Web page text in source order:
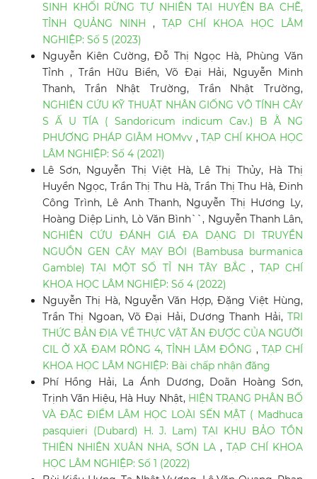
SINH KHỐI RỪNG TỰ NHIÊN TẠI HUYỆN BA CHẼ,
TỈNH QUẢNG NINH , TẠP CHÍ KHOA HỌC LÂM
NGHIỆP: Số 5 (2023)
Nguyễn Kiên Cường, Đỗ Thị Ngọc Hà, Phùng Văn
Tỉnh , Trần Hữu Biển, Võ Đại Hải, Nguyễn Minh
Thanh, Trần Nhật Trường, Trần Nhật Trường,
NGHIÊN CỨU KỸ THUẬT NHÂN GIỐNG VÔ TÍNH CÂY
S Ấ U TÍA ( Sandoricum indicum Cav.) B Ằ NG
PHƯƠNG PHÁP GIÂM HOMvv ,TẠP CHÍ KHOA HỌC
LÂM NGHIỆP: Số 4 (2021)
Lê Sơn, Nguyễn Thị Việt Hà, Lê Thị Thủy, Hà Thị
Huyền Ngọc, Trần Thị Thu Hà, Trần Thị Thu Hà, Đinh
Công Trình, Lê Anh Thanh, Nguyễn Thị Hương Ly,
Hoàng Diệp Linh, Lò Văn Bình``, Nguyễn Thanh Lân,
NGHIÊN CỨU ĐÁNH GIÁ ĐA DẠNG DI TRUYỀN
NGUỒN GEN CÂY MẠY BÓI (Bambusa burmanica
Gamble) TẠI MỘT SỐ TỈ NH TÂY BẮC, TẠP CHÍ
KHOA HỌC LÂM NGHIỆP: Số 4 (2022)
Nguyễn Thị Hà, Nguyễn Văn Hợp, Đặng Việt Hùng,
Trần Thị Ngoan, Võ Đại Hải, Dương Thanh Hải,TRI
THỨC BẢN ĐỊA VỀ THỰC VẬT ĂN ĐƯỢC CỦA NGƯỜI
CIL Ở XÃ ĐAM RÔNG 4, TỈNH LÂM ĐỒNG , TẠP CHÍ
KHOA HỌC LÂM NGHIỆP: Bài chấp nhận đăng
Phí Hồng Hải, La Ánh Dương, Doãn Hoàng Sơn,
Trịnh Văn Hiệu, Hà Huy Nhật, HIỆN TRẠNG PHÂN BỐ
VÀ ĐẶC ĐIỂM LÂM HỌC LOÀI SẾN MẬT ( Madhuca
pasquieri (Dubard) H. J. Lam) TẠI KHU BẢO TỒN
THIÊN NHIÊN XUÂN NHA, SƠN LA,TẠP CHÍ KHOA
HỌC LÂM NGHIỆP: Số 1 (2022)